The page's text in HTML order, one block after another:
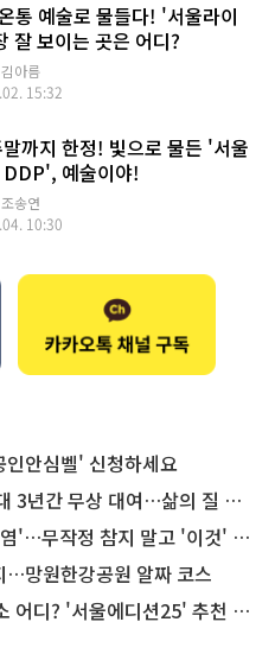
통 예술로 물들다! '서울라이
잘 보이는 곳은 어디?
아름
15:32
까지 한정! 빛으로 물든 '서울
DDP', 예술이야!
송연
10:30
안심벨' 신청하세요
간 무상 대여…삶의 질 높인다
작정 참지 말고 '이것' 해보세요!
…망원한강공원 알짜 코스
디? '서울에디션25' 추천 코스